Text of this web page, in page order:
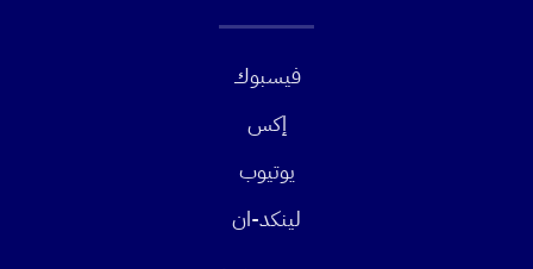
فيسبوك
إكس
يوتيوب
لينكد-ان